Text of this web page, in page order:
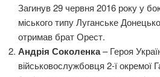
Загинув 29 червня 2016 року у
міського типу Луганське
отримав брат Орест.
Андрія Соколенка– Героя
військовослужбовця 2-ї окремої